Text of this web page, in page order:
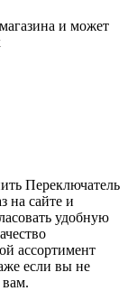
и может
Переключатель
на сайте и
удобную
ассортимент
если вы не